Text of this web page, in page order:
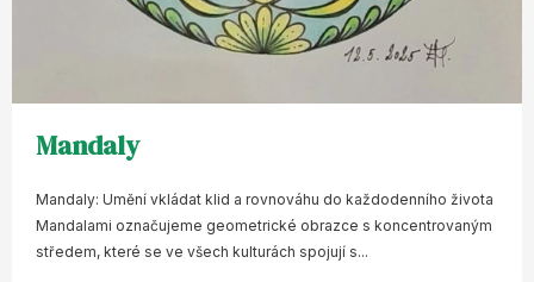
Mandaly
Mandaly: Umění vkládat klid a rovnováhu do každodenního života
Mandalami označujeme geometrické obrazce s koncentrovaným
středem, které se ve všech kulturách spojují s...